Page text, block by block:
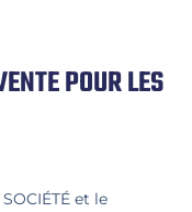
POUR LES
et le